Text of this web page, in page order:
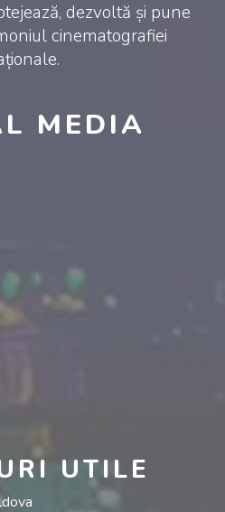
dezvoltă și pune
cinematografiei
MEDIA
UTILE